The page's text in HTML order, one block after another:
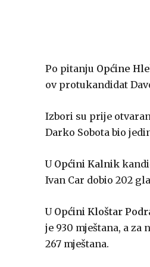
Po pitanju Općine
ov protukandidat
Izbori su prije
Darko Sobota bio
UOpćini Kalnik
Ivan Car dobio 202
U Općini Kloštar
je 930 mještana, a
267 mještana.